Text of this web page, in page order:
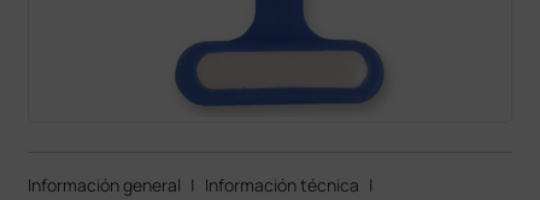
Información general | Información técnica |